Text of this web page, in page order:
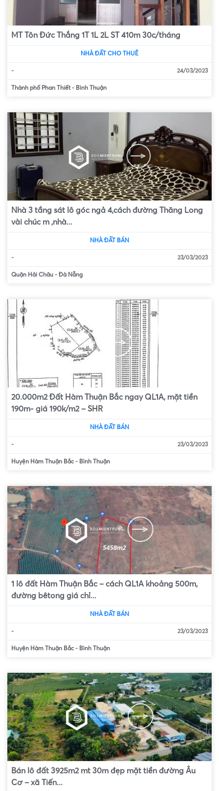
MT Tôn Đức Thắng 1T 1L 2L ST 410m 30c/tháng
NHÀ ĐẤT CHO THUÊ
- 24/03/2023
Thành phố Phan Thiết - Bình Thuận
Nhà 3 tầng sát lô góc ngả 4,cách đường Thăng Long
vài chúc m ,nhà...
NHÀ ĐẤT BÁN
- 23/03/2023
Quận Hải Châu - Đà Nẵng
20.000m2 Đất Hàm Thuận Bắc ngay QL1A, mặt tiền
190m- giá 190k/m2 – SHR
NHÀ ĐẤT BÁN
- 23/03/2023
Huyện Hàm Thuận Bắc - Bình Thuận
1 lô đất Hàm Thuận Bắc – cách QL1A khoảng 500m,
đường bêtong giá chỉ...
NHÀ ĐẤT BÁN
- 23/03/2023
Huyện Hàm Thuận Bắc - Bình Thuận
Bán lô đất 3925m2 mt 30m đẹp mặt tiền đường Âu
Cơ – xã Tiến...